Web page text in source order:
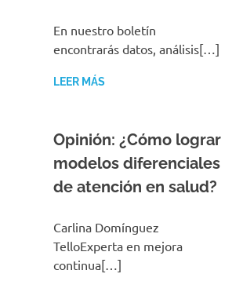
En nuestro boletín
encontrarás datos, análisis[…]
LEER MÁS
Opinión: ¿Cómo lograr
modelos diferenciales
de atención en salud?
Carlina Domínguez
TelloExperta en mejora
continua[…]